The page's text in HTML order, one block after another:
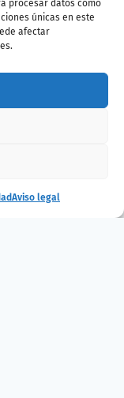
procesar datos como
únicas en este
afectar
Aviso legal
la
en el
de
de Gijón
en sus
colaborar
de
y
ofrecer